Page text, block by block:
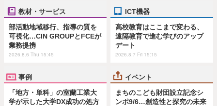
教材・サービス
部活動地域移行、指導の質を
可視化…CIN GROUPとFCEが
業務提携
2026.8.6 Thu 15:45
ICT機器
高校教育はここまで変わる、
遠隔教育で進む学びのアップ
デート
2026.8.7 Fri 15:15
事例
「地方・単科」の室蘭工業大
学が示した大学DX成功の処方
イベント
まちのこども財団設立記念シ
ンポ9/6…創造性と探究の未来